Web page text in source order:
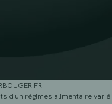
d'un régimes alimentaire